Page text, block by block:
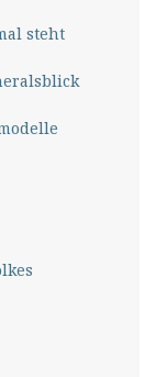
steht